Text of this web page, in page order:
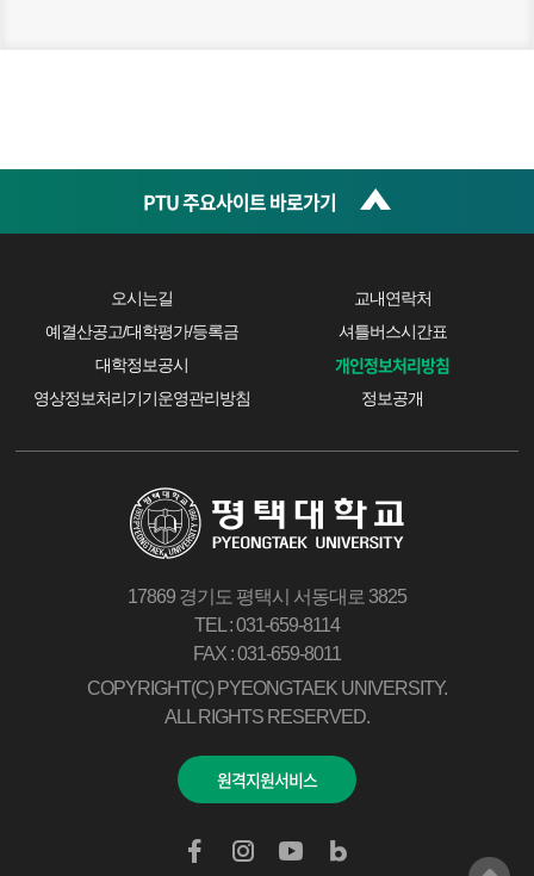
PTU 주요사이트 바로가기
오시는길
교내연락처
예결산공고/대학평가/등록금
셔틀버스시간표
대학정보공시
개인정보처리방침
영상정보처리기기운영관리방침 정보공개
17869 경기도 평택시 서동대로 3825
TEL : 031-659-8114
FAX : 031-659-8011
COPYRIGHT(C) PYEONGTAEK UNIVERSITY.
ALL RIGHTS RESERVED.
원격지원서비스